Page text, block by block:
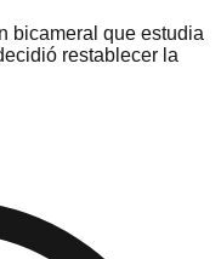
bicameral que estudia
restablecer la